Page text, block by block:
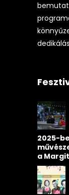
2025-
a